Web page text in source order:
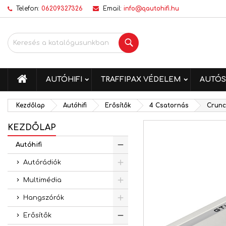
Telefon: 06209327326 Email: info@qautohifi.hu
Keresés
KEZDŐLAP
AUTÓHIFI TRAFFIPAX VÉDELEM
Kezdőlap Autóhifi Erősítők 4 Csatornás
KEZDŐLAP
Autóhifi
Autórádiók
Multimédia
Hangszórók
Erősítők